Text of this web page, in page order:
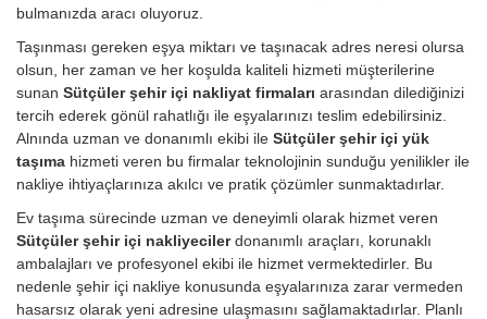
bulmanızda aracı oluyoruz.
Taşınması gereken eşya miktarı ve taşınacak adres neresi olursa
olsun, her zaman ve her koşulda kaliteli hizmeti müşterilerine
sunan Sütçüler şehir içi nakliyat firmaları arasından dilediğinizi
tercih ederek gönül rahatlığı ile eşyalarınızı teslim edebilirsiniz.
Alnında uzman ve donanımlı ekibi ile Sütçüler şehir içi yük
taşıma hizmeti veren bu firmalar teknolojinin sunduğu yenilikler ile
nakliye ihtiyaçlarınıza akılcı ve pratik çözümler sunmaktadırlar.
Ev taşıma sürecinde uzman ve deneyimli olarak hizmet veren
Sütçüler şehir içi nakliyecilerdonanımlı araçları, korunaklı
ambalajları ve profesyonel ekibi ile hizmet vermektedirler. Bu
nedenle şehir içi nakliye konusunda eşyalarınıza zarar vermeden
hasarsız olarak yeni adresine ulaşmasını sağlamaktadırlar. Planlı